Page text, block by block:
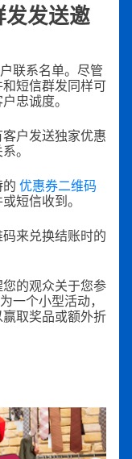
发送邀
联系名单。尽管
短信群发同样可
忠诚度。
户发送独家优惠
。
优惠券二维码
短信收到。
来兑换结账时的
的观众关于您参
一个小型活动，
取奖品或额外折